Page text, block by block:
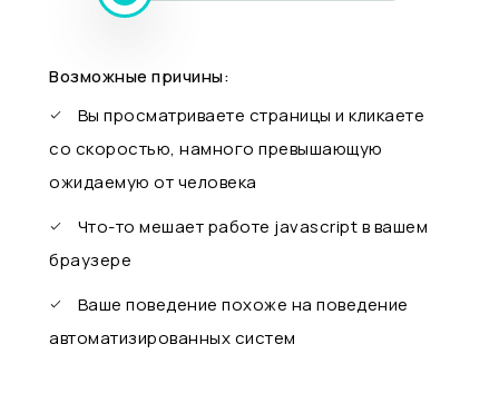
Возможные причины:
Вы просматриваете страницы и кликаете
со скоростью, намного превышающую
ожидаемую от человека
Что-то мешает работе javascript в вашем
браузере
Ваше поведение похоже на поведение
автоматизированных систем